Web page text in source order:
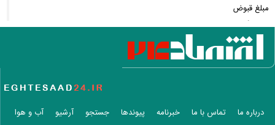
مبلغ قبوض
جنگ ایران، سود میلیاردی نفتی‌ها؛ چه کسانی از بحران انرژی سود می‌برند؟
مذاکرات ایران و آمریکا دوباره خبرساز شد؛ ونس چه گفت؟
وقتی درمان خصوصی لوکس می‌شود؛ سهم هزینه‌های پزشکی از حقوق مردم
بازار سهام جان گرفت؛ نقدینگی چرا دوباره به بورس برگشت؟
تنگه هرمز دوباره جنجالی شد/ انتقاد شریعتمداری از مذاکرات ایران و عمان
درباره ما تماس با ما خبرنامه پیوندها جستجو آرشیو
آب و هوا